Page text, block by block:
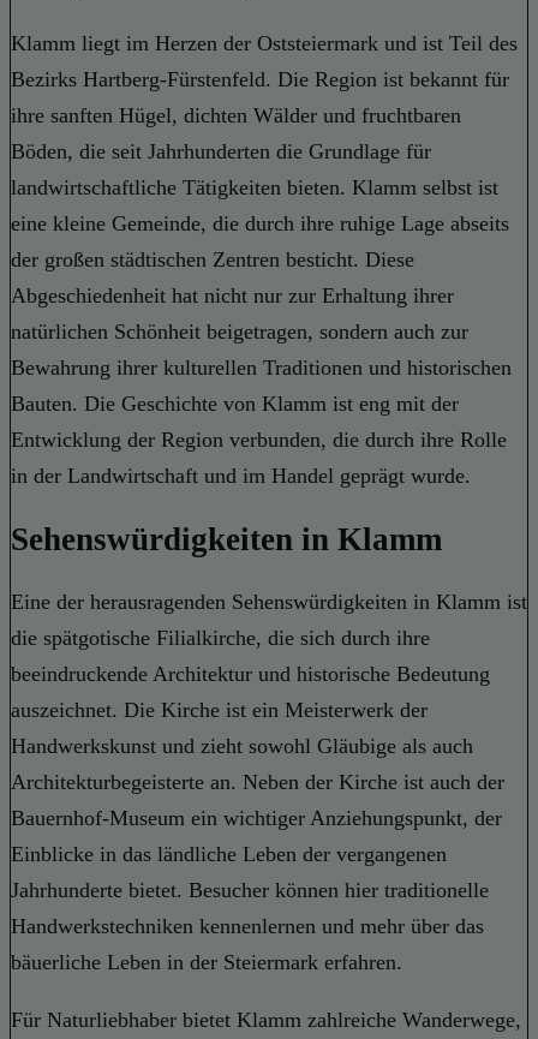
Klamm liegt im Herzen der Oststeiermark und ist Teil des
Bezirks Hartberg-Fürstenfeld. Die Region ist bekannt für
ihre sanften Hügel, dichten Wälder und fruchtbaren
Böden, die seit Jahrhunderten die Grundlage für
landwirtschaftliche Tätigkeiten bieten. Klamm selbst ist
eine kleine Gemeinde, die durch ihre ruhige Lage abseits
der großen städtischen Zentren besticht. Diese
Abgeschiedenheit hat nicht nur zur Erhaltung ihrer
natürlichen Schönheit beigetragen, sondern auch zur
Bewahrung ihrer kulturellen Traditionen und historischen
Bauten. Die Geschichte von Klamm ist eng mit der
Entwicklung der Region verbunden, die durch ihre Rolle
in der Landwirtschaft und im Handel geprägt wurde.
Sehenswürdigkeiten in Klamm
Eine der herausragenden Sehenswürdigkeiten in Klamm ist
die spätgotische Filialkirche, die sich durch ihre
beeindruckende Architektur und historische Bedeutung
auszeichnet. Die Kirche ist ein Meisterwerk der
Handwerkskunst und zieht sowohl Gläubige als auch
Architekturbegeisterte an. Neben der Kirche ist auch der
Bauernhof-Museum ein wichtiger Anziehungspunkt, der
Einblicke in das ländliche Leben der vergangenen
Jahrhunderte bietet. Besucher können hier traditionelle
Handwerkstechniken kennenlernen und mehr über das
bäuerliche Leben in der Steiermark erfahren.
Für Naturliebhaber bietet Klamm zahlreiche Wanderwege,